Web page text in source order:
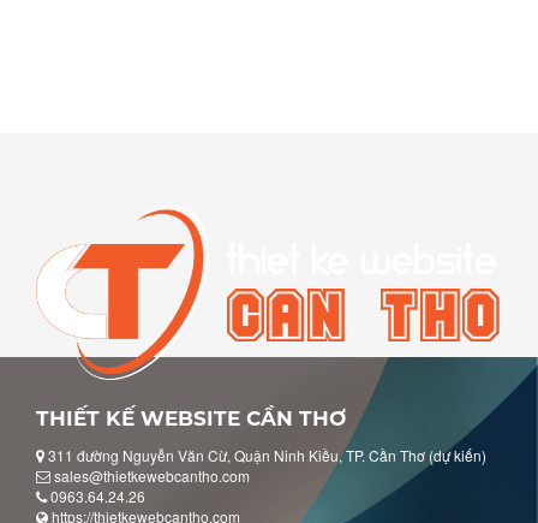
THIẾT KẾ WEBSITE CẦN THƠ
311 đường Nguyễn Văn Cừ, Quận Ninh Kiều, TP. Cần Thơ (dự kiến)
sales@thietkewebcantho.com
0963.64.24.26
https://thietkewebcantho.com